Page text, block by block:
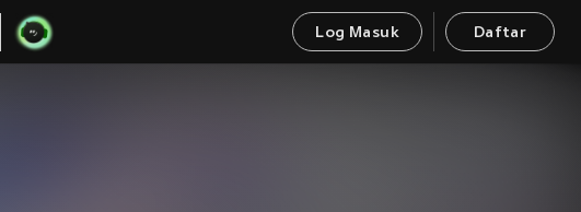
Log Masuk Daftar